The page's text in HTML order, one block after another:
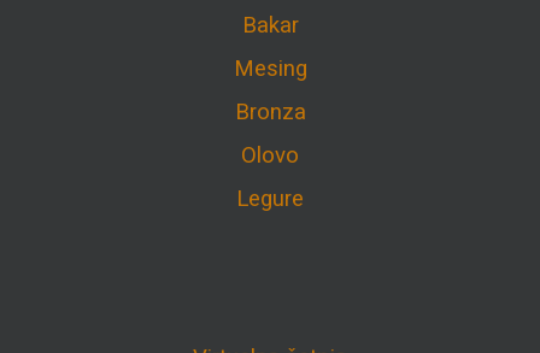
Bakar
Mesing
Bronza
Olovo
Legure